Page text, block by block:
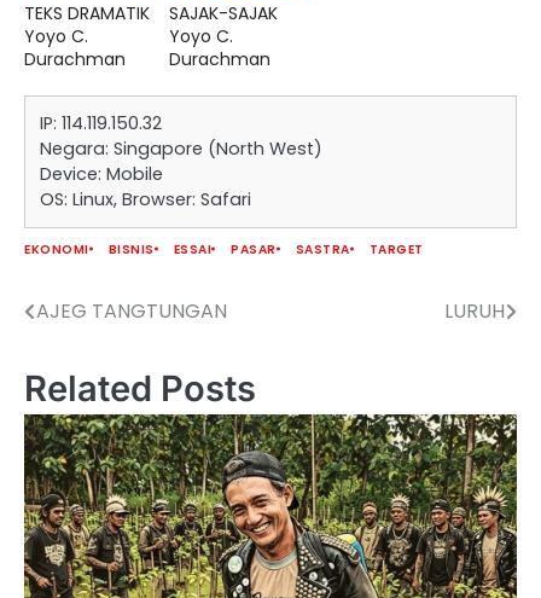
TEKS DRAMATIK
Yoyo C.
Durachman
SAJAK-SAJAK
Yoyo C.
Durachman
IP: 114.119.150.32
Negara: Singapore (North West)
Device: Mobile
OS: Linux, Browser: Safari
EKONOMI BISNIS ESSAI PASAR SASTRA TARGET
Navigasi
AJEG TANGTUNGAN LURUH
Related Posts